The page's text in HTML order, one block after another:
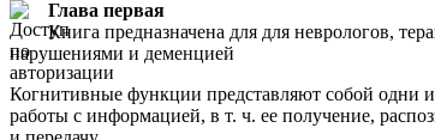
Глава первая
Книга предназначена для для неврологов,
нарушениями и деменцией
Когнитивные функции представляют собой одни
работы с информацией, в т. ч. ее получение,